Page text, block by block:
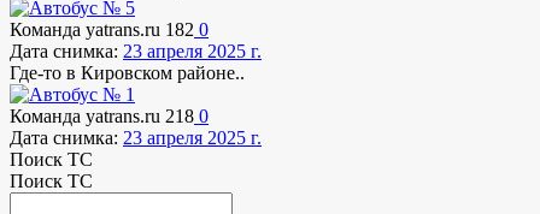
Команда yatrans.ru 182 0
Дата снимка: 23 апреля 2025 г.
Где-то в Кировском районе..
Команда yatrans.ru 218 0
Дата снимка: 23 апреля 2025 г.
Поиск ТС
Поиск ТС